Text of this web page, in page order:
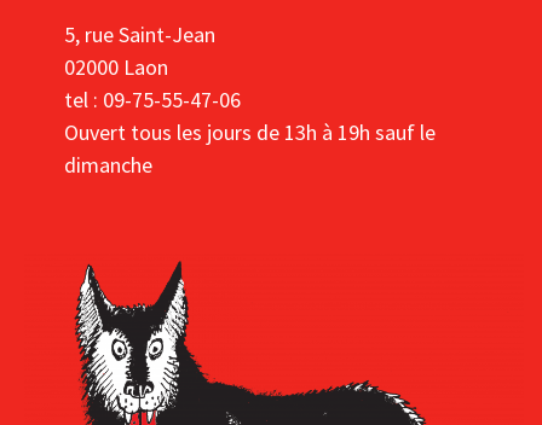
5, rue Saint-Jean
02000 Laon
tel : 09-75-55-47-06
Ouvert tous les jours de 13h à 19h sauf le
dimanche